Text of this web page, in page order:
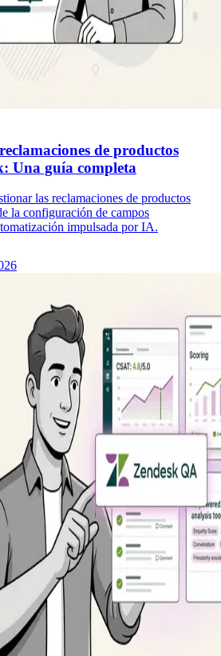
de productos
Una guía completa
las reclamaciones de productos
la configuración de campos
impulsada por IA.